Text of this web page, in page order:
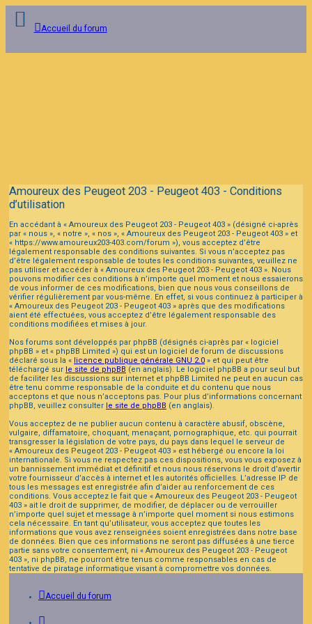
Accueil du forum
Amoureux des Peugeot 203 - Peugeot 403 - Conditions
d’utilisation
En accédant à « Amoureux des Peugeot 203 - Peugeot 403 » (désigné ci-après
par « nous », « notre », « nos », « Amoureux des Peugeot 203 - Peugeot 403 » et
« https://www.amoureux203-403.com/forum »), vous acceptez d’être
légalement responsable des conditions suivantes. Si vous n’acceptez pas
d’être légalement responsable de toutes les conditions suivantes, veuillez ne
pas utiliser et accéder à « Amoureux des Peugeot 203 - Peugeot 403 ». Nous
pouvons modifier ces conditions à n’importe quel moment et nous essaierons
de vous informer de ces modifications, bien que nous vous conseillons de
vérifier régulièrement par vous-même. En effet, si vous continuez à participer à
« Amoureux des Peugeot 203 - Peugeot 403 » après que des modifications
aient été effectuées, vous acceptez d’être légalement responsable des
conditions modifiées et mises à jour.
Nos forums sont développés par phpBB (désignés ci-après par « logiciel
phpBB » et « phpBB Limited ») qui est un logiciel de forum de discussions
déclaré sous la « licence publique générale GNU 2.0 » et qui peut être
téléchargé sur le site de phpBB (en anglais). Le logiciel phpBB a pour seul but
de faciliter les discussions sur internet et phpBB Limited ne peut en aucun cas
être tenu comme responsable de la conduite et du contenu que nous
acceptons et que nous n’acceptons pas. Pour plus d’informations concernant
phpBB, veuillez consulter le site de phpBB (en anglais).
Vous acceptez de ne publier aucun contenu à caractère abusif, obscène,
vulgaire, diffamatoire, choquant, menaçant, pornographique, etc. qui pourrait
transgresser la législation de votre pays, du pays dans lequel le serveur de
« Amoureux des Peugeot 203 - Peugeot 403 » est hébergé ou encore la loi
internationale. Si vous ne respectez pas ces dispositions, vous vous exposez à
un bannissement immédiat et définitif et nous nous réservons le droit d’avertir
votre fournisseur d’accès à internet et les autorités officielles. L’adresse IP de
tous les messages est enregistrée afin d’aider au renforcement de ces
conditions. Vous acceptez le fait que « Amoureux des Peugeot 203 - Peugeot
403 » ait le droit de supprimer, de modifier, de déplacer ou de verrouiller
n’importe quel sujet et message à n’importe quel moment si nous estimons
cela nécessaire. En tant qu’utilisateur, vous acceptez que toutes les
informations que vous avez renseignées soient enregistrées dans notre base
de données. Bien que ces informations ne seront pas diffusées à une tierce
partie sans votre consentement, ni « Amoureux des Peugeot 203 - Peugeot
403 », ni phpBB, ne pourront être tenus comme responsables en cas de
tentative de piratage informatique visant à compromettre vos données.
Accueil du forum